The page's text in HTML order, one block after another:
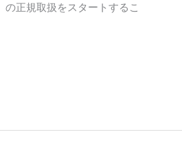
正規取扱をスタートするこ